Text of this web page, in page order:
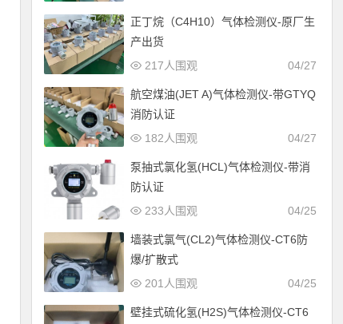
正丁烷（C4H10）气体检测仪-原厂生
产出货
04/27
217人围观
航空煤油(JET A)气体检测仪-带GTYQ
消防认证
04/27
182人围观
泵抽式氯化氢(HCL)气体检测仪-带消
防认证
04/25
233人围观
墙装式氯气(CL2)气体检测仪-CT6防
爆/扩散式
04/25
201人围观
壁挂式硫化氢(H2S)气体检测仪-CT6